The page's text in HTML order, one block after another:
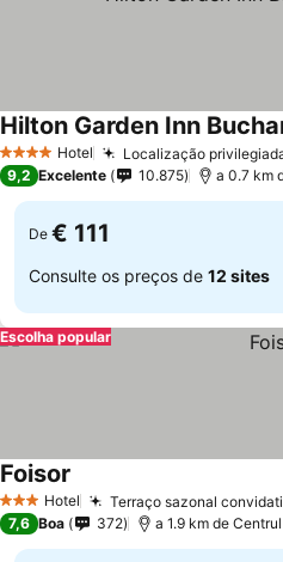
4 EstrelasHotel Localização
Hilton Garden Inn
9,2 Excelente 10.875 a 0.7 km
De € 111
Consulte os preços de 12 sites
Escolha popular
3 EstrelasHotel Terraço sazonal
Foisor
7,6 Boa 372 a 1.9 km de